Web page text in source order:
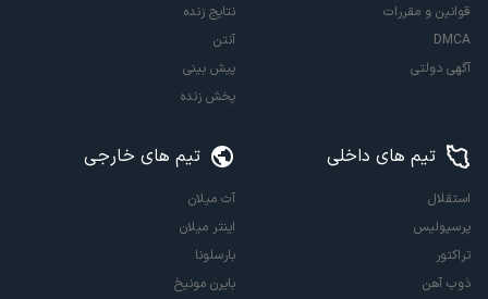
قوانین و مقررات
DMCA
آگهی دولتی
نتایج زنده
آنتن
پیش بینی
پخش زنده
تیم های داخلی
استقلال
پرسپولیس
تراکتور
ذوب آهن
تیم های خارجی
آث میلان
اینتر میلان
بارسلونا
بایرن مونیخ